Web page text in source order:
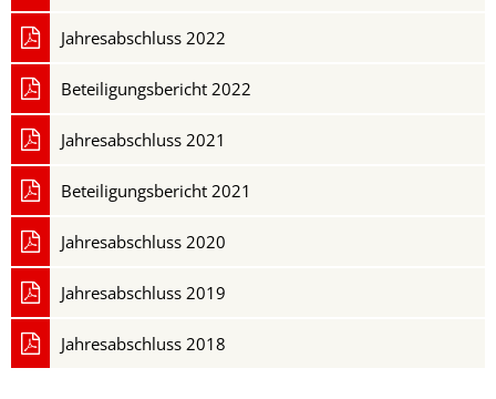
Jahresabschluss 2022
Beteiligungsbericht 2022
Jahresabschluss 2021
Beteiligungsbericht 2021
Jahresabschluss 2020
Jahresabschluss 2019
Jahresabschluss 2018